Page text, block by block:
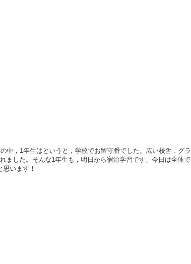
中，1年生はというと，学校でお留守番でした。広い校舎，グラ
ました。そんな1年生も，明日から宿泊学習です。今日は全体で
います！